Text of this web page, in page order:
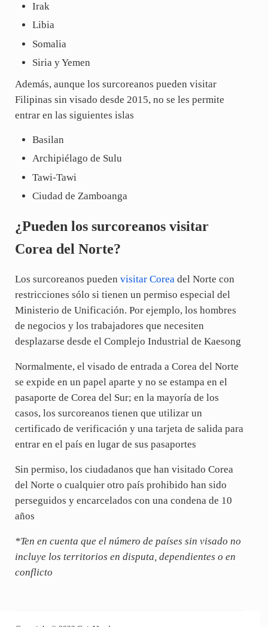
Irak
Libia
Somalia
Siria y Yemen
Además, aunque los surcoreanos pueden visitar
Filipinas sin visado desde 2015, no se les permite
entrar en las siguientes islas
Basilan
Archipiélago de Sulu
Tawi-Tawi
Ciudad de Zamboanga
¿Pueden los surcoreanos visitar
Corea del Norte?
Los surcoreanos pueden visitar Coreadel Norte con
restricciones sólo si tienen un permiso especial del
Ministerio de Unificación. Por ejemplo, los hombres
de negocios y los trabajadores que necesiten
desplazarse desde el Complejo Industrial de Kaesong
Normalmente, el visado de entrada a Corea del Norte
se expide en un papel aparte y no se estampa en el
pasaporte de Corea del Sur; en la mayoría de los
casos, los surcoreanos tienen que utilizar un
certificado de verificación y una tarjeta de salida para
entrar en el país en lugar de sus pasaportes
Sin permiso, los ciudadanos que han visitado Corea
del Norte o cualquier otro país prohibido han sido
perseguidos y encarcelados con una condena de 10
años
*Ten en cuenta que el número de países sin visado no
incluye los territorios en disputa, dependientes o en
conflicto